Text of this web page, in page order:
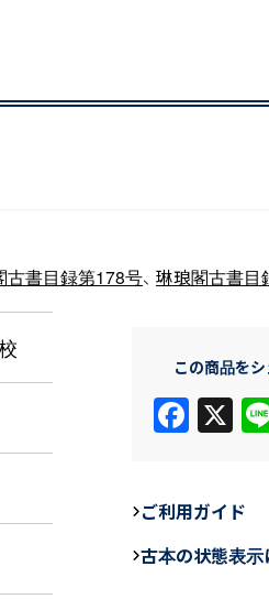
古書目録第178号、 琳琅閣古書目
この商品を
F
a
e
b
X
ご利用ガイド
古本の状態表示